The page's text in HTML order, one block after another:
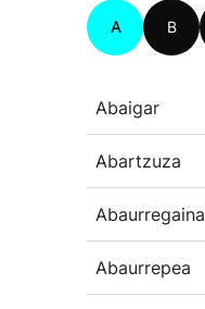
A B
Abaigar
Abartzuza
Abaurregaina
Abaurrepea